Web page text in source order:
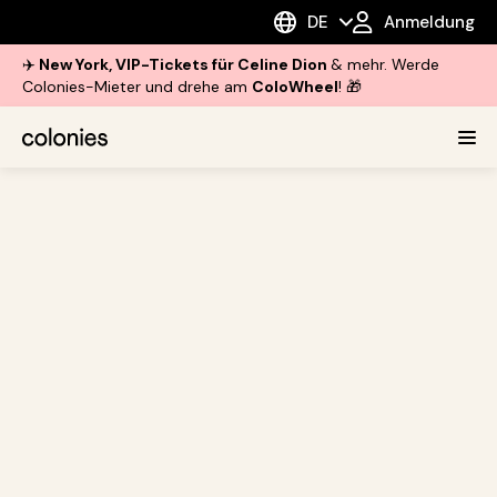
DE Anmeldung
✈️ New York, VIP-Tickets für Celine Dion & mehr. Werde
Colonies-Mieter und drehe am ColoWheel! 🎁